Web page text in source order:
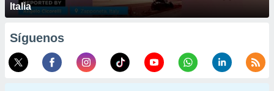
Italia
Síguenos